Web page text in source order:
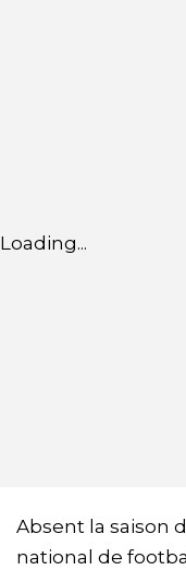
Loading...
Absent la saison
national de